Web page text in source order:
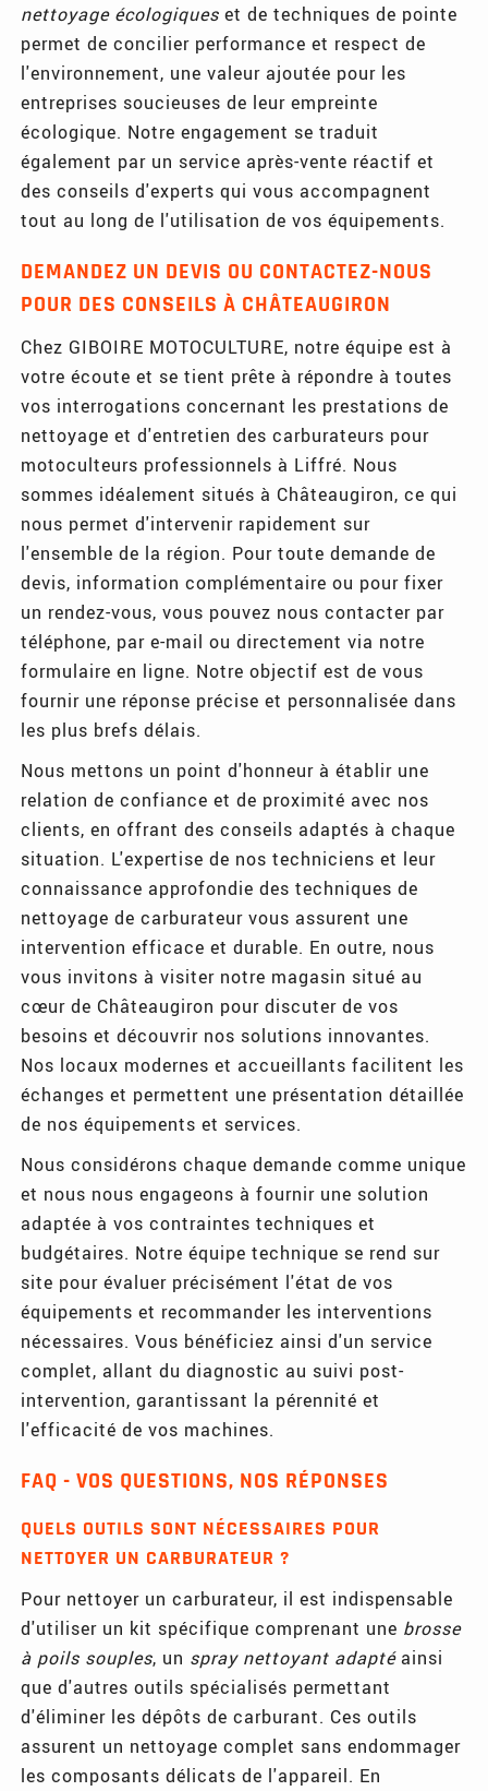
nettoyage écologiques et de techniques de pointe
permet de concilier performance et respect de
l'environnement, une valeur ajoutée pour les
entreprises soucieuses de leur empreinte
écologique. Notre engagement se traduit
également par un service après-vente réactif et
des conseils d'experts qui vous accompagnent
tout au long de l'utilisation de vos équipements.
DEMANDEZ UN DEVIS OU CONTACTEZ-NOUS
POUR DES CONSEILS À CHÂTEAUGIRON
Chez GIBOIRE MOTOCULTURE, notre équipe est à
votre écoute et se tient prête à répondre à toutes
vos interrogations concernant les prestations de
nettoyage et d'entretien des carburateurs pour
motoculteurs professionnels à Liffré. Nous
sommes idéalement situés à Châteaugiron, ce qui
nous permet d'intervenir rapidement sur
l'ensemble de la région. Pour toute demande de
devis, information complémentaire ou pour fixer
un rendez-vous, vous pouvez nous contacter par
téléphone, par e-mail ou directement via notre
formulaire en ligne. Notre objectif est de vous
fournir une réponse précise et personnalisée dans
les plus brefs délais.
Nous mettons un point d'honneur à établir une
relation de confiance et de proximité avec nos
clients, en offrant des conseils adaptés à chaque
situation. L'expertise de nos techniciens et leur
connaissance approfondie des techniques de
nettoyage de carburateur vous assurent une
intervention efficace et durable. En outre, nous
vous invitons à visiter notre magasin situé au
cœur de Châteaugiron pour discuter de vos
besoins et découvrir nos solutions innovantes.
Nos locaux modernes et accueillants facilitent les
échanges et permettent une présentation détaillée
de nos équipements et services.
Nous considérons chaque demande comme unique
et nous nous engageons à fournir une solution
adaptée à vos contraintes techniques et
budgétaires. Notre équipe technique se rend sur
site pour évaluer précisément l'état de vos
équipements et recommander les interventions
nécessaires. Vous bénéficiez ainsi d'un service
complet, allant du diagnostic au suivi post-
intervention, garantissant la pérennité et
l'efficacité de vos machines.
FAQ - VOS QUESTIONS, NOS RÉPONSES
QUELS OUTILS SONT NÉCESSAIRES POUR
NETTOYER UN CARBURATEUR ?
Pour nettoyer un carburateur, il est indispensable
d'utiliser un kit spécifique comprenant une brosse
à poils souples, un spray nettoyant adaptéainsi
que d'autres outils spécialisés permettant
d'éliminer les dépôts de carburant. Ces outils
assurent un nettoyage complet sans endommager
les composants délicats de l'appareil. En